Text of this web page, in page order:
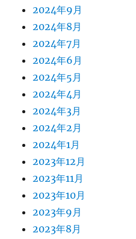
2024年9月
2024年8月
2024年7月
2024年6月
2024年5月
2024年4月
2024年3月
2024年2月
2024年1月
2023年12月
2023年11月
2023年10月
2023年9月
2023年8月